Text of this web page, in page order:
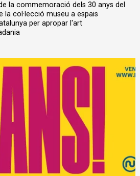
la commemoració dels 30 anys del
la col·lecció museu a espais
per apropar l'art